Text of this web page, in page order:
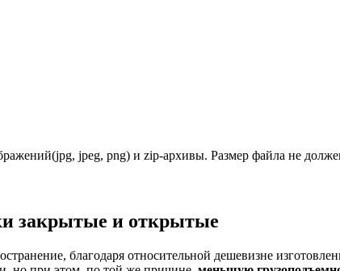
jpeg, png) и zip-архивы. Размер файла не
закрытые и открытые
благодаря относительной дешевизне